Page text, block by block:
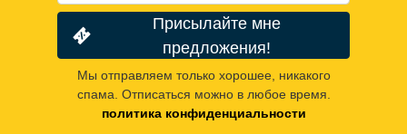
Присылайте мне
предложения!
Мы отправляем только хорошее, никакого
спама. Отписаться можно в любое время.
политика конфиденциальности